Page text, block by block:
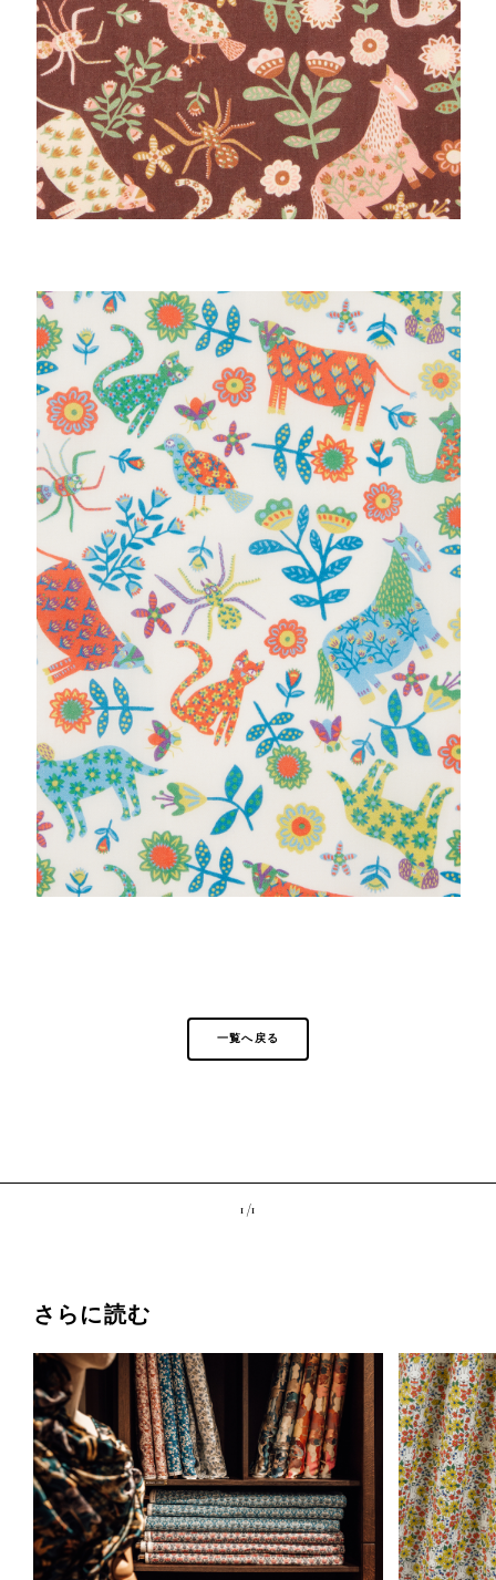
一覧へ戻る
1 /1
さらに読む